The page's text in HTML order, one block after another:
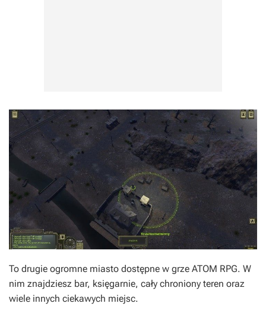
To drugie ogromne miasto dostępne w grze ATOM RPG. W
nim znajdziesz bar, księgarnie, cały chroniony teren oraz
wiele innych ciekawych miejsc.